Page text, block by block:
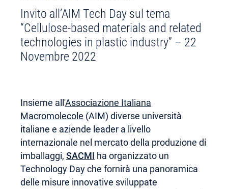
Invito all’AIM Tech Day sul tema
“Cellulose-based materials and related
technologies in plastic industry” – 22
Novembre 2022
Insieme all'Associazione Italiana
Macromolecole (AIM) diverse università
italiane e aziende leader a livello
internazionale nel mercato della produzione di
imballaggi, SACMI ha organizzato un
Technology Day che fornirà una panoramica
delle misure innovative sviluppate